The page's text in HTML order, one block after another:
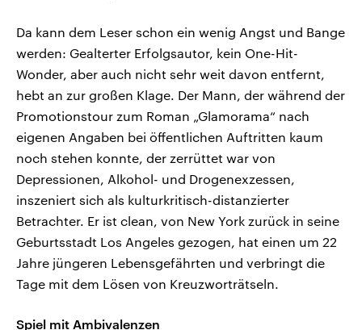
Da kann dem Leser schon ein wenig Angst und Bange
werden: Gealterter Erfolgsautor, kein One-Hit-
Wonder, aber auch nicht sehr weit davon entfernt,
hebt an zur großen Klage. Der Mann, der während der
Promotionstour zum Roman „Glamorama“ nach
eigenen Angaben bei öffentlichen Auftritten kaum
noch stehen konnte, der zerrüttet war von
Depressionen, Alkohol- und Drogenexzessen,
inszeniert sich als kulturkritisch-distanzierter
Betrachter. Er ist clean, von New York zurück in seine
Geburtsstadt Los Angeles gezogen, hat einen um 22
Jahre jüngeren Lebensgefährten und verbringt die
Tage mit dem Lösen von Kreuzworträtseln.
Spiel mit Ambivalenzen